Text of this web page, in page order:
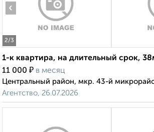
2/3
‹
1-к квартира, на длительный срок,
11 000 ₽ в месяц
Центральный район, мкр. 43-й
Агентство, 26.07.2026